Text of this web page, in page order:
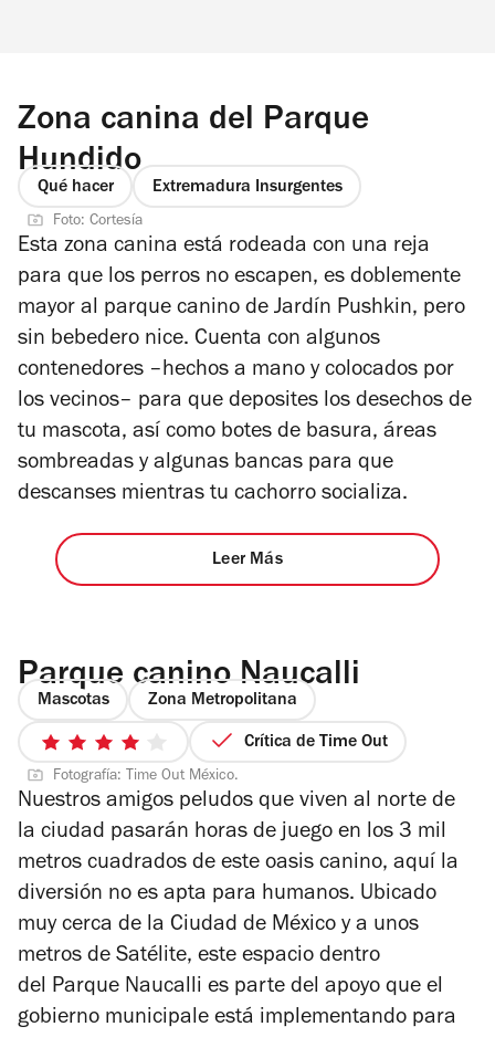
Zona canina del Parque
Hundido
Qué hacer Extremadura Insurgentes
Foto: Cortesía
Esta zona canina está rodeada con una reja
para que los perros no escapen, es doblemente
mayor al parque canino de Jardín Pushkin, pero
sin bebedero nice. Cuenta con algunos
contenedores –hechos a mano y colocados por
los vecinos– para que deposites los desechos de
tu mascota, así como botes de basura, áreas
sombreadas y algunas bancas para que
descanses mientras tu cachorro socializa.
Leer Más
Parque canino Naucalli
Mascotas Zona Metropolitana
4
de
5
estrellas
Crítica de Time Out
Fotografía: Time Out México.
Nuestros amigos peludos que viven al norte de
la ciudad pasarán horas de juego en los 3 mil
metros cuadrados de este oasis canino, aquí la
diversión no es apta para humanos. Ubicado
muy cerca de la Ciudad de México y a unos
metros de Satélite, este espacio dentro
del Parque Naucalli es parte del apoyo que el
gobierno municipale está implementando para